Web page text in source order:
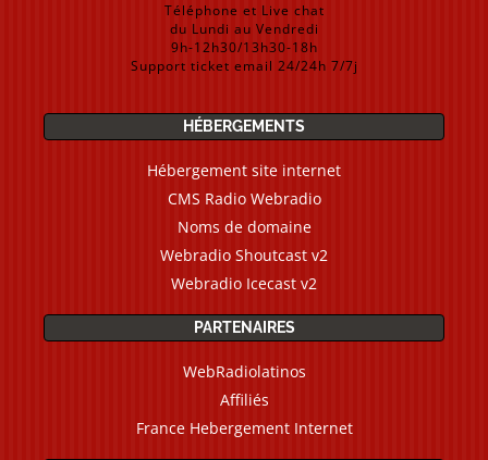
Téléphone et Live chat
du Lundi au Vendredi
9h-12h30/13h30-18h
Support ticket email 24/24h 7/7j
HÉBERGEMENTS
Hébergement site internet
CMS Radio Webradio
Noms de domaine
Webradio Shoutcast v2
Webradio Icecast v2
PARTENAIRES
WebRadiolatinos
Affiliés
France Hebergement Internet